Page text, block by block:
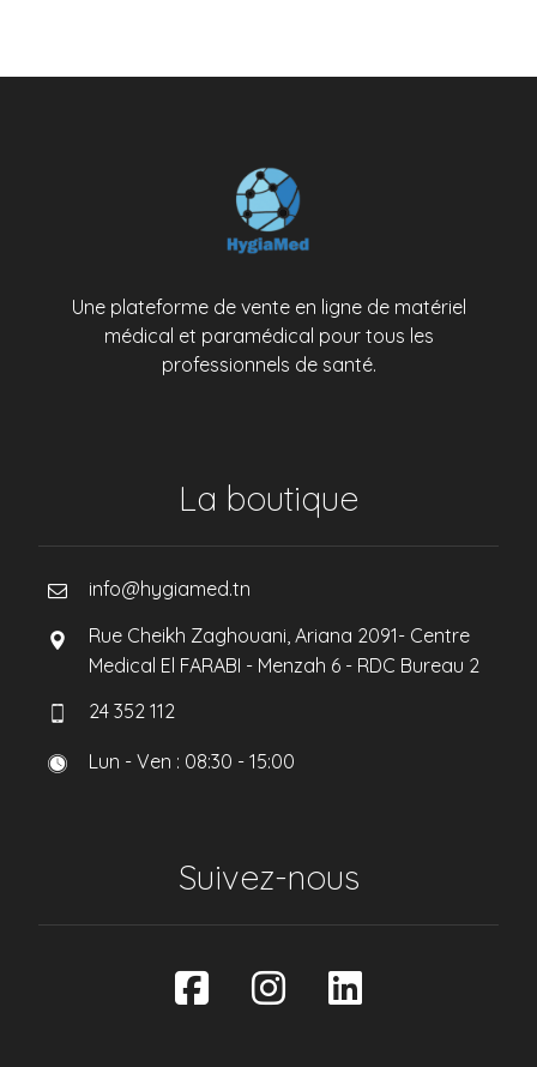
Une plateforme de vente en ligne de matériel
médical et paramédical pour tous les
professionnels de santé.
La boutique
info@hygiamed.tn
Rue Cheikh Zaghouani, Ariana 2091- Centre
Medical El FARABI - Menzah 6 - RDC Bureau 2
24 352 112
Lun - Ven : 08:30 - 15:00
Suivez-nous